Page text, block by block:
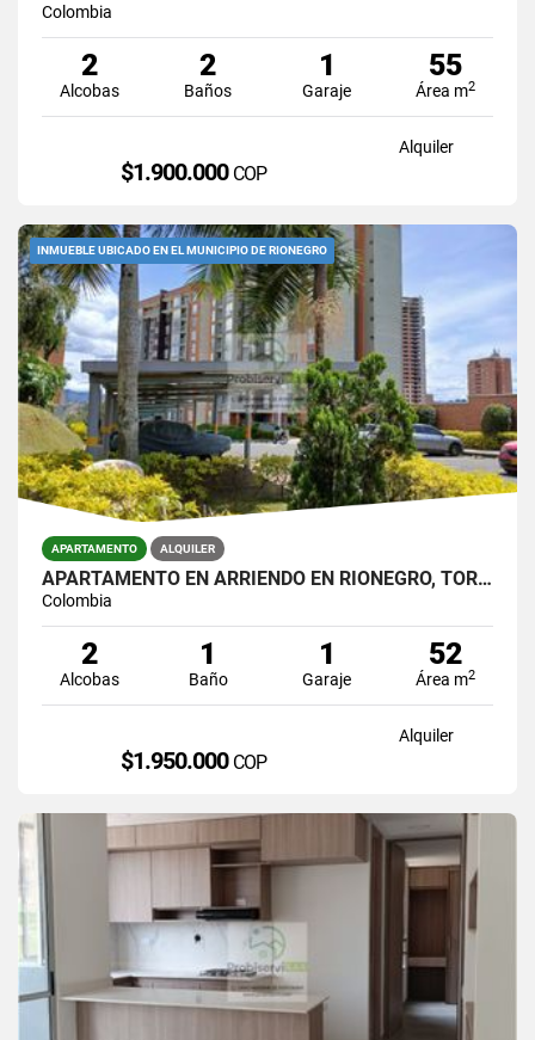
Colombia
2
Alcobas
2
Baños
1
Garaje
55
Área m2
Alquiler
$1.900.000 COP
INMUEBLE UBICADO EN EL MUNICIPIO DE RIONEGRO
APARTAMENTO ALQUILER
APARTAMENTO EN ARRIENDO EN RIONEGRO, TORRES DEL CAMPO
Colombia
2
Alcobas
1
Baño
1
Garaje
52
Área m2
Alquiler
$1.950.000 COP